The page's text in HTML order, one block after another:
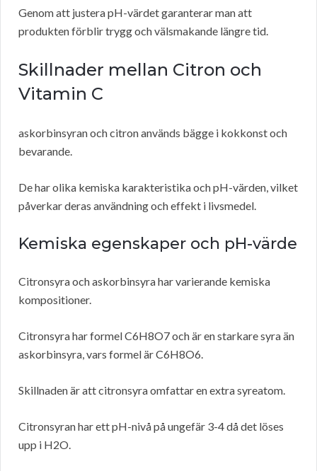
Genom att justera pH-värdet garanterar man att
produkten förblir trygg och välsmakande längre tid.
Skillnader mellan Citron och
Vitamin C
askorbinsyran och citron används bägge i kokkonst och
bevarande.
De har olika kemiska karakteristika och pH-värden, vilket
påverkar deras användning och effekt i livsmedel.
Kemiska egenskaper och pH-värde
Citronsyra och askorbinsyra har varierande kemiska
kompositioner.
Citronsyra har formel C6H8O7 och är en starkare syra än
askorbinsyra, vars formel är C6H8O6.
Skillnaden är att citronsyra omfattar en extra syreatom.
Citronsyran har ett pH-nivå på ungefär 3-4 då det löses
upp i H2O.